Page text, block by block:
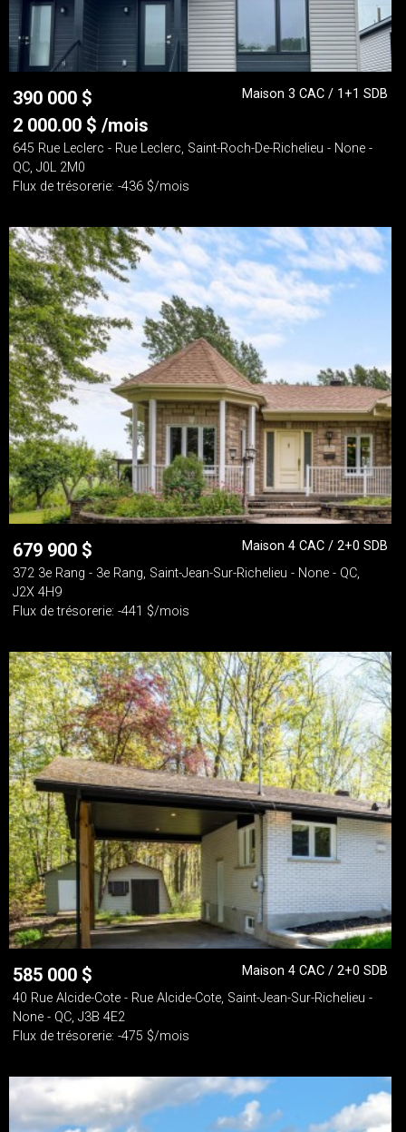
390 000 $
2 000.00 $ /mois
Maison 3 CAC / 1+1 SDB
645 Rue Leclerc - Rue Leclerc, Saint-Roch-De-Richelieu - None -
QC, J0L 2M0
Flux de trésorerie: -436 $/mois
679 900 $
Maison 4 CAC / 2+0 SDB
372 3e Rang - 3e Rang, Saint-Jean-Sur-Richelieu - None - QC,
J2X 4H9
Flux de trésorerie: -441 $/mois
585 000 $
Maison 4 CAC / 2+0 SDB
40 Rue Alcide-Cote - Rue Alcide-Cote, Saint-Jean-Sur-Richelieu -
None - QC, J3B 4E2
Flux de trésorerie: -475 $/mois